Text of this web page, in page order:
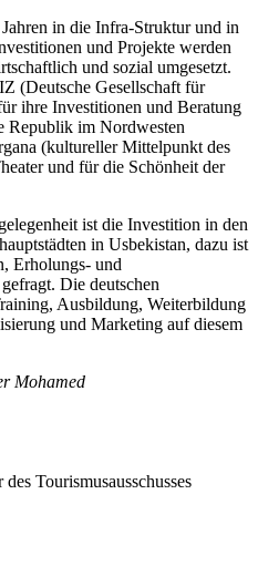
in die Infra-Struktur und in
und Projekte werden
und sozial umgesetzt.
(Deutsche Gesellschaft für
ihre Investitionen und Beratung
Republik im Nordwesten
(kultureller Mittelpunkt des
und für die Schönheit der
ist die Investition in den
in Usbekistan, dazu ist
Erholungs- und
Die deutschen
Ausbildung, Weiterbildung
und Marketing auf diesem
Mohamed
Tourismusausschusses